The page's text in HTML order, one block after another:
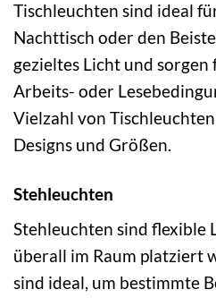
Tischleuchten sind ideal
Nachttisch oder den
gezieltes Licht und sorgen
Arbeits- oder
Vielzahl von
Designs und Größen.
Stehleuchten
Stehleuchten sind flexible
überall im Raum platziert
sind ideal, um bestimmte